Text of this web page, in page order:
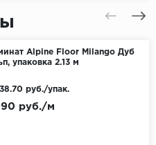
Alpine Floor Milango Дуб
упаковка 2.13 м
руб./м
руб./упак.